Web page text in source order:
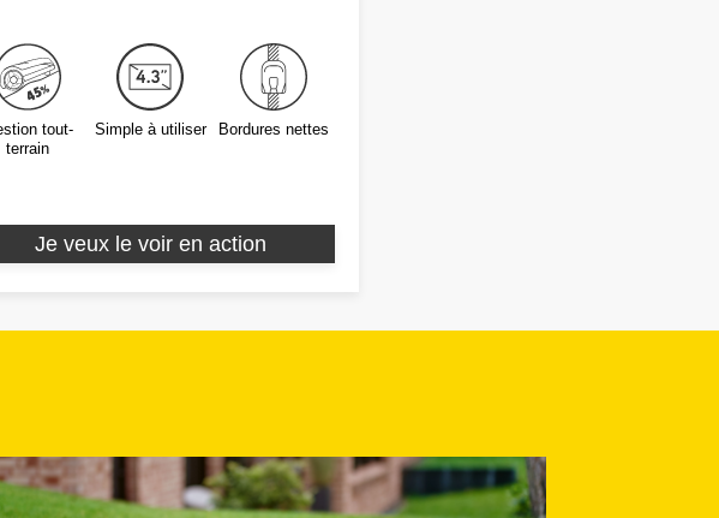
tout-
terrain
Simple à utiliser Bordures nettes
Je veux le voir en action